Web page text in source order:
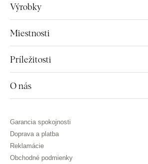
Výrobky
Miestnosti
Príležitosti
O nás
Garancia spokojnosti
Doprava a platba
Reklamácie
Obchodné podmienky